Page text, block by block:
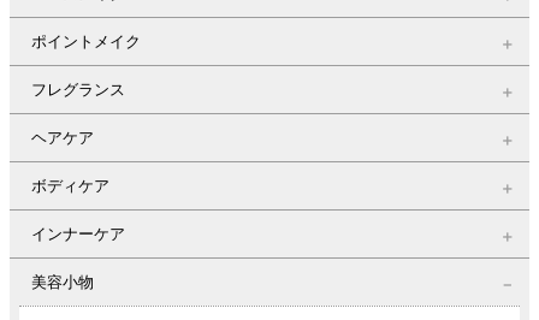
ポイントメイク
フレグランス
ヘアケア
ボディケア
インナーケア
美容小物